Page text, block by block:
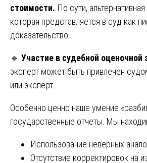
стоимости. По сути,
которая представляется в суд как
доказательство.
🔹 Участие в судебной оценочной
эксперт может быть привлечен
или эксперт.
Особенно ценно наше умение
государственные отчеты. Мы
Использование неверных
Отсутствие корректировок на